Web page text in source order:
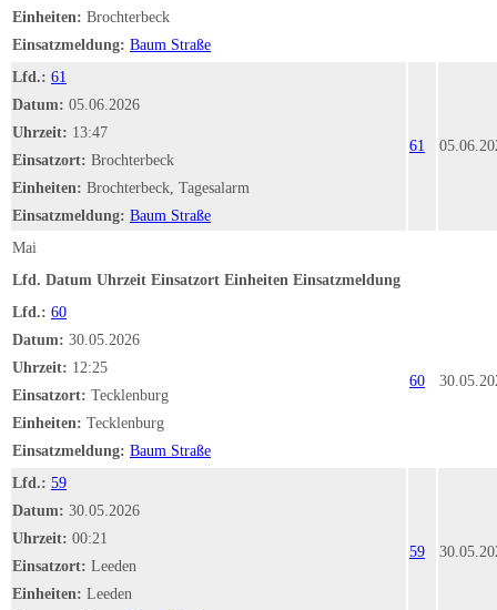
Einheiten: Brochterbeck
Einsatzmeldung: Baum Straße
Lfd.: 61
Datum: 05.06.2026
Uhrzeit: 13:47
Einsatzort: Brochterbeck
Einheiten: Brochterbeck, Tagesalarm
Einsatzmeldung: Baum Straße
61
Mai
Lfd. Datum Uhrzeit Einsatzort Einheiten Einsatzmeldung
Lfd.: 60
Datum: 30.05.2026
Uhrzeit: 12:25
Einsatzort: Tecklenburg
Einheiten: Tecklenburg
Einsatzmeldung: Baum Straße
60
Lfd.: 59
Datum: 30.05.2026
Uhrzeit: 00:21
Einsatzort: Leeden
Einheiten: Leeden
59